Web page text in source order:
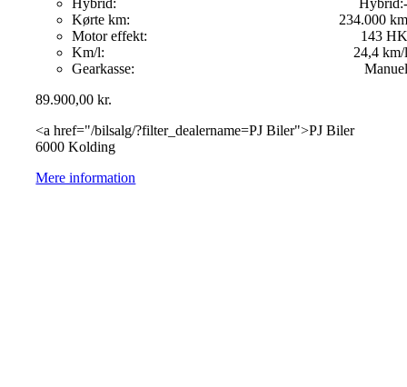
Kørte km:
234.000 km
Motor effekt:
143 HK
Km/l:
24,4 km/l
Gearkasse:
Manuel
89.900,00kr.
<a href="/bilsalg/?filter_dealername=PJ Biler">PJ Biler
6000 Kolding
Mere information